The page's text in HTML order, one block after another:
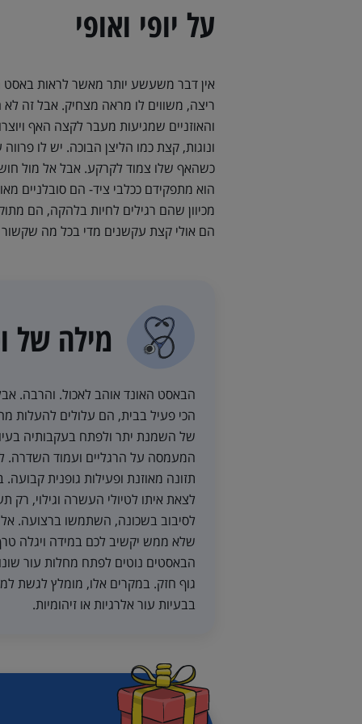
על יופי ואופי
אין דבר משעשע יותר מאשר לראות באסט
ריצה, משווים לו מראה מצחיק. אבל זה לא
והאוזניים שמגיעות מעבר לקצה האף
ונוגות, קצת כמו הליצן הבוכה. יש לו
כשהאף שלו צמוד לקרקע. אבל אל מול חוש
הוא מתפקידם ככלבי ציד- הם סובלניים
מכיוון שהם רגילים לחיות בלהקה, הם
הם אולי קצת עקשנים מדי בכל מה
מילה של
הבאסט האונד אוהב לאכול. והרבה.
הכי פעיל בבית, הם עלולים להעלות
של השמנת יתר ולפתח בעקבותיה
המעמסה על הרגליים ועמוד השדרה.
תזונה מאוזנת ופעילות גופנית
לצאת איתו לטיולי העשרה וגילוי,
לסיבוב בשכונה, השתמשו ברצועה.
שלא ממש יקשיב לכם במידה ויגלה
הבאסטים נוטים לפתח מחלות עור
גוף חזק. במקרים אלו, מומלץ לגשת
בבעיות עור אלרגיות או זיהומיות.